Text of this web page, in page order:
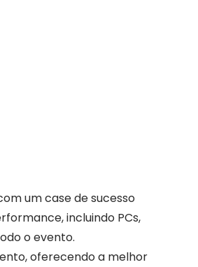
um case de sucesso
incluindo PCs,
o evento.
oferecendo a melhor